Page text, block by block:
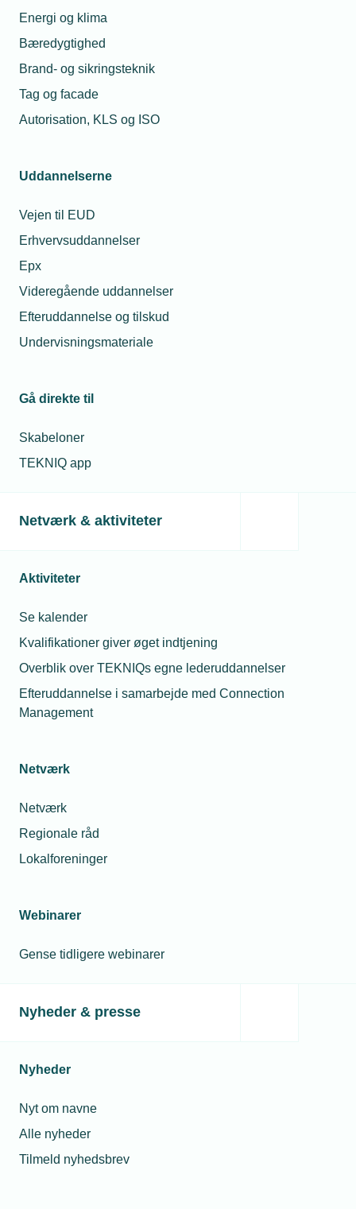
Energi og klima
Bæredygtighed
Brand- og sikringsteknik
Tag og facade
Autorisation, KLS og ISO
Uddannelserne
Vejen til EUD
Erhvervsuddannelser
Epx
Videregående uddannelser
Efteruddannelse og tilskud
Undervisningsmateriale
Gå direkte til
Skabeloner
TEKNIQ app
Netværk & aktiviteter
Aktiviteter
Se kalender
Kvalifikationer giver øget indtjening
Overblik over TEKNIQs egne lederuddannelser
Efteruddannelse i samarbejde med Connection
Management
Netværk
Netværk
Regionale råd
Lokalforeninger
Webinarer
Gense tidligere webinarer
Nyheder & presse
Nyheder
Nyt om navne
Alle nyheder
Tilmeld nyhedsbrev
DBI Godkendelser
Sikringsguiden | Forsikring